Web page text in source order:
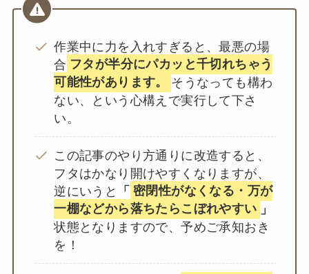
作業中に力を入れすぎると、最悪の場
合 フタが半分にパカッと千切れちゃう
可能性があります。
そうなっても構わ
ない、という心構えで実行して下さ
い。
この記事のやり方通りに改造すると、
フタはかなり開けやすくなりますが、
逆にいうと
「 密閉性がなくなる・万が
一棚などから落ちたらこぼれやすい 」
状態となりますので、予めご承知おき
を！